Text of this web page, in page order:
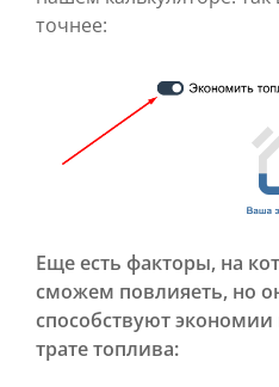
точнее:
Еще есть факторы, на
сможем повлияеть, но
способствуют
трате топлива: